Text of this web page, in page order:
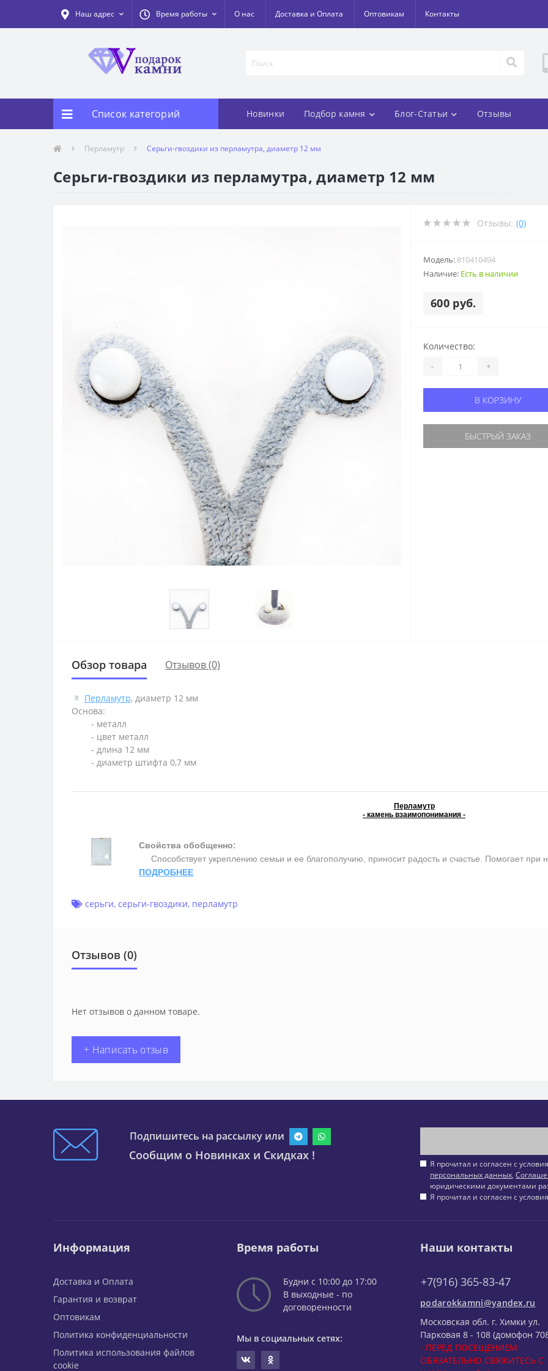
Наш адрес Время работы О нас Доставка и Оплата Оптовикам Контакты
Список категорий Новинки Подбор камня Блог-Статьи Отзывы
Перламутр Серьги-гвоздики из перламутра, диаметр 12 мм
Серьги-гвоздики из перламутра, диаметр 12 мм
Отзывы: (0)
Модель: 810410494
Наличие: Есть в наличии
600 руб.
Количество:
- +
В КОРЗИНУ
БЫСТРЫЙ ЗАКАЗ
Обзор товара Отзывов (0)
Перламутр, диаметр 12 мм
Основа:
- металл
- цвет металл
- длина 12 мм
- диаметр штифта 0,7 мм
Перламутр
- камень взаимопонимания -
Свойства обобщенно:
Способствует укреплению семьи и ее благополучию, приносит радость и счастье. Помогает при
ПОДРОБНЕЕ
серьги, серьги-гвоздики, перламутр
Отзывов (0)
Нет отзывов о данном товаре.
+ Написать отзыв
Подпишитесь на рассылку или
Сообщим о Новинках и Скидках !
Я прочитал и согласен с
персональных данных,
юридическими документами
Я прочитал и согласен с
Информация
Доставка и Оплата
Гарантия и возврат
Оптовикам
Политика конфиденциальности
Политика использования файлов
cookie
Время работы
Будни с 10:00 до 17:00
В выходные - по
договоренности
Мы в социальных сетях:
Наши контакты
+7(916) 365-83-47
podarokkamni@yandex.ru
Московская обл. г. Химки ул.
Парковая 8 - 108 (домофон
- ПЕРЕД ПОСЕЩЕНИЕМ
ОБЯЗАТЕЛЬНО СВЯЖИТЕСЬ С